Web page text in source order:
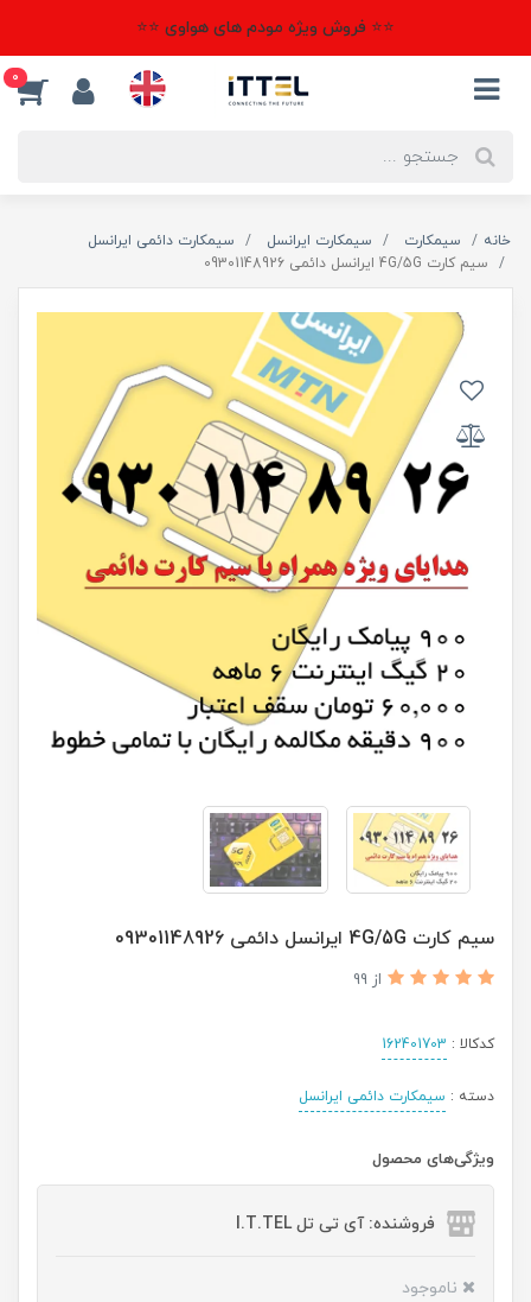
⭐⭐ فروش ویژه مودم های هواوی ⭐⭐
0
خانه سیمکارت سیمکارت ایرانسل
سیمکارت دائمی ایرانسل
سیم کارت 4G/5G ایرانسل دائمی 09301148926
سیم کارت 4G/5G ایرانسل دائمی 09301148926
از 99
کدکالا : 162401703
دسته : سیمکارت دائمی ایرانسل
ویژگی‌های محصول
فروشنده: آی تی تل I.T.TEL
ناموجود